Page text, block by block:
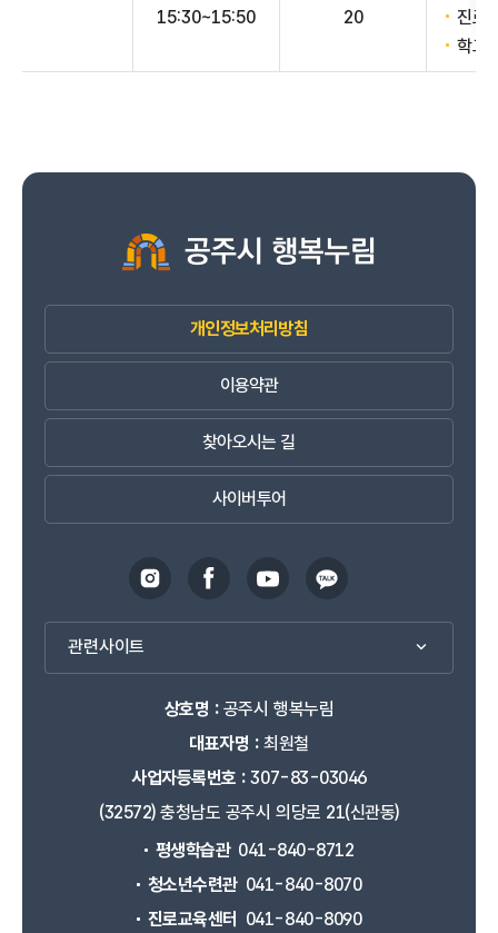
15:30~15:50 20
진로
학교
개인정보처리방침
이용약관
찾아오시는 길
사이버투어
관련사이트
상호명 :공주시 행복누림
대표자명 :최원철
사업자등록번호 :307-83-03046
(32572) 충청남도 공주시 의당로 21(신관동)
평생학습관 041-840-8712
청소년수련관 041-840-8070
진로교육센터
041-840-8090